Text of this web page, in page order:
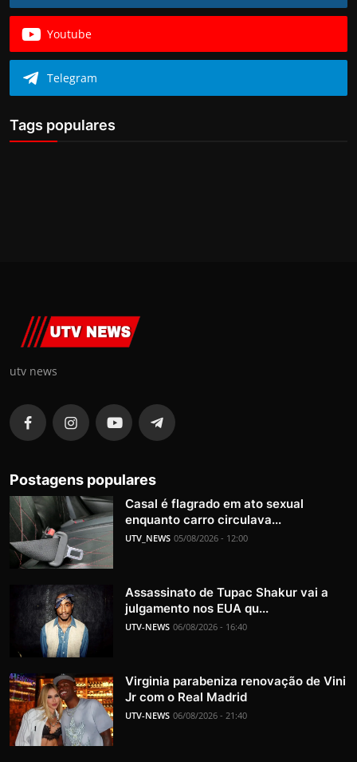
Youtube
Telegram
Tags populares
utv news
Postagens populares
Casal é flagrado em ato sexual
enquanto carro circulava...
UTV_NEWS 05/08/2026 - 12:00
Assassinato de Tupac Shakur vai a
julgamento nos EUA qu...
UTV-NEWS 06/08/2026 - 16:40
Virginia parabeniza renovação de Vini
Jr com o Real Madrid
UTV-NEWS 06/08/2026 - 21:40